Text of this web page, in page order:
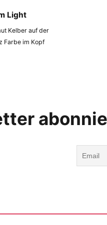
Light
Kelber auf der
Farbe im Kopf